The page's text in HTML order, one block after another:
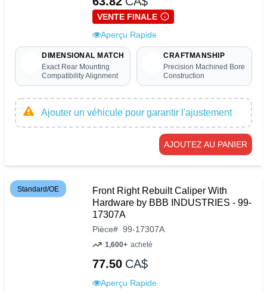
VENTE FINALE
Aperçu Rapide
DIMENSIONAL MATCH
Exact Rear Mounting
Compatibility Alignment
CRAFTMANSHIP
Precision Machined Bore
Construction
Ajouter un véhicule pour garantir l'ajustement
AJOUTEZ AU PANIER
Standard/OE
Front Right Rebuilt Caliper With
Hardware by BBB INDUSTRIES - 99-
17307A
Pièce# 99-17307A
1,600+ acheté
77.50 CA$
Aperçu Rapide